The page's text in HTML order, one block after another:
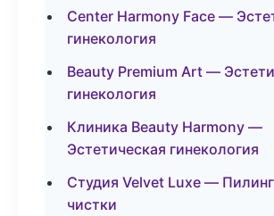
Center Harmony Face —
гинекология
Beauty Premium Art —
гинекология
Клиника Beauty Harmony —
Эстетическая гинекология
Студия Velvet Luxe —
чистки